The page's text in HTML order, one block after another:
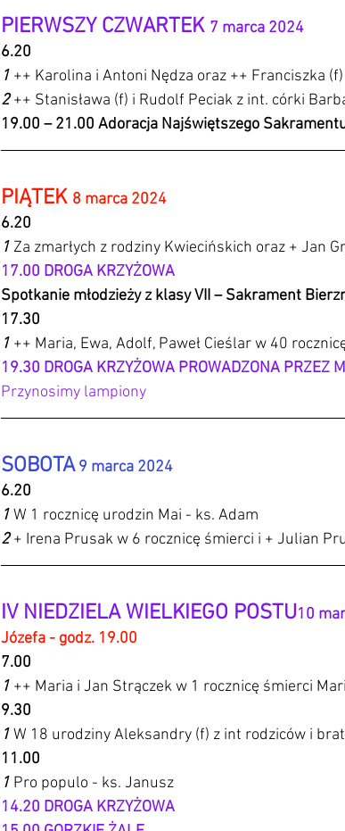
PIERWSZY CZWARTEK 7 marca 2024
6.20
1 ++ Karolina i Antoni Nędza oraz ++ Franciszka
2 ++ Stanisława (f) i Rudolf Peciak z int. córki
19.00 – 21.00 Adoracja Najświętszego
PIĄTEK 8 marca 2024
6.20
1 Za zmarłych z rodziny Kwiecińskich oraz + Jan
17.00 DROGA KRZYŻOWA
Spotkanie młodzieży z klasy VII – Sakrament
17.30
1 ++ Maria, Ewa, Adolf, Paweł Cieślar w 40
19.30 DROGA KRZYŻOWA PROWADZONA PRZEZ
Przynosimy lampiony
SOBOTA 9 marca 2024
6.20
1 W 1 rocznicę urodzin Mai - ks. Adam
2 + Irena Prusak w 6 rocznicę śmierci i + Julian
IV NIEDZIELA WIELKIEGO POSTU10
Józefa - godz. 19.00
7.00
1 ++ Maria i Jan Strączek w 1 rocznicę śmierci
9.30
1 W 18 urodziny Aleksandry (f) z int rodziców i
11.00
1 Pro populo - ks. Janusz
14.20 DROGA KRZYŻOWA